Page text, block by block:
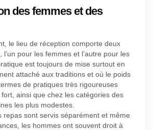
des femmes et des
le lieu de réception comporte deux
l’un pour les femmes et l’autre pour les
est toujours de mise surtout en
attaché aux traditions et où le poids
de pratiques très rigoureuses
ainsi que chez les catégories des
les plus modestes.
repas sont servis séparément et même
les hommes ont souvent droit à